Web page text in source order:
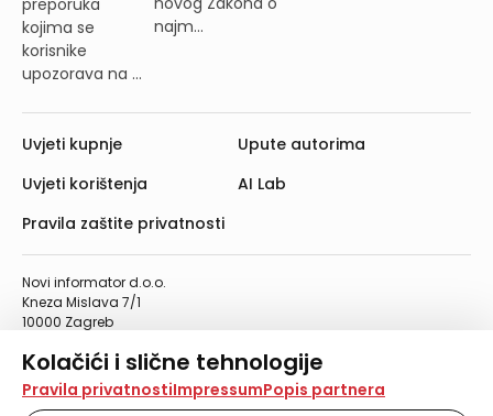
Kolačići i slične tehnologije
Na našoj web stranici koristimo kolačiće i slične
tehnologije za pohranu, čitanje i obradu informacija na
Pravila privatnostiImpressumPopis partnera
kojima se
korisnike
upozorava na ...
najm...
Novi informator d.o.o.
Kneza Mislava 7/1
10000 Zagreb
Telefaks: 01/4612-553
info@informator.hr
Uvjeti kupnje
Uvjeti korištenja
Pravila zaštite privatnosti
Upute autorima
AI Lab